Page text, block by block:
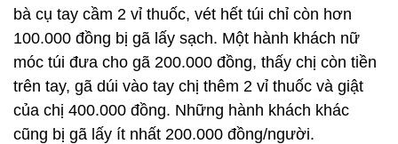
bà cụ tay cầm 2 vỉ thuốc, vét hết túi chỉ còn hơn
100.000 đồng bị gã lấy sạch. Một hành khách nữ
móc túi đưa cho gã 200.000 đồng, thấy chị còn tiền
trên tay, gã dúi vào tay chị thêm 2 vỉ thuốc và giật
của chị 400.000 đồng. Những hành khách khác
cũng bị gã lấy ít nhất 200.000 đồng/người.